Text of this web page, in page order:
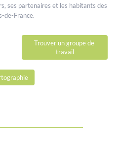
ses partenaires et les habitants des
de-France.
Trouver un groupe de
travail